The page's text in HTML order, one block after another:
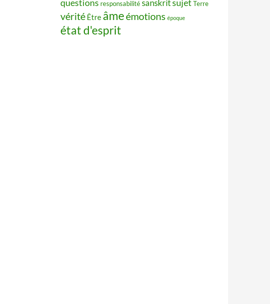
questions responsabilitésanskritsujet Terre
vérité Être âmeémotions époque
état d'esprit